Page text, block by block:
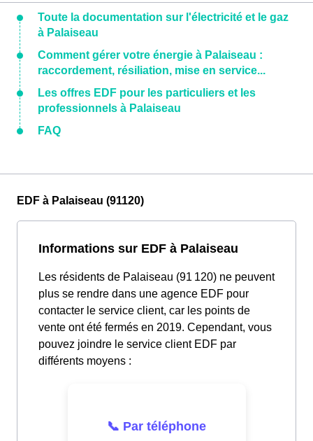
Toute la documentation sur l'électricité et le gaz
à Palaiseau
Comment gérer votre énergie à Palaiseau :
raccordement, résiliation, mise en service...
Les offres EDF pour les particuliers et les
professionnels à Palaiseau
FAQ
EDF à Palaiseau (91120)
Informations sur EDF à Palaiseau
Les résidents de Palaiseau (91 120) ne peuvent
plus se rendre dans une agence EDF pour
contacter le service client, car les points de
vente ont été fermés en 2019. Cependant, vous
pouvez joindre le service client EDF par
différents moyens :
📞 Par téléphone